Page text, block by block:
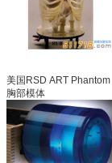
美国RSD ART Phantom
胸部模体